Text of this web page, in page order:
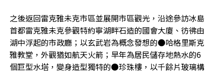
之後返回雷克雅未克市區並展開市區觀光，沿途參訪冰島
首都雷克雅未克參觀特約寧湖畔石造的國會大廈、彷彿由
湖中浮起的市政廳；以玄武岩為概念發想的●哈格里斯克
雅教堂，外觀猶如航天火箭；早年為居民儲存地熱水的6
個巨型水塔，變身造型獨特的●珍珠樓，以千餘片玻璃構